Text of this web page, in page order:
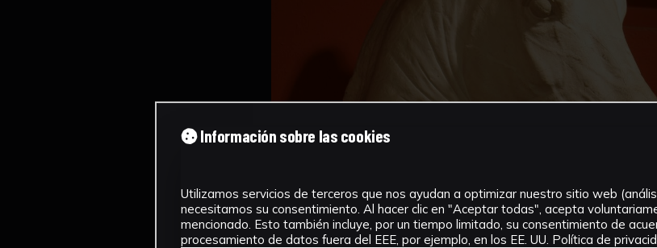
Información sobre las cookies
Utilizamos servicios de terceros que nos ayudan a optimizar nuestro sitio web
necesitamos su consentimiento. Al hacer clic en "Aceptar todas", acepta
mencionado. Esto también incluye, por un tiempo limitado, su consentimiento de
procesamiento de datos fuera del EEE, por ejemplo, en los EE. UU. Política de